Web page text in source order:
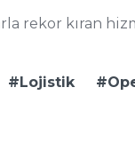
rekor kıran
Lojistik